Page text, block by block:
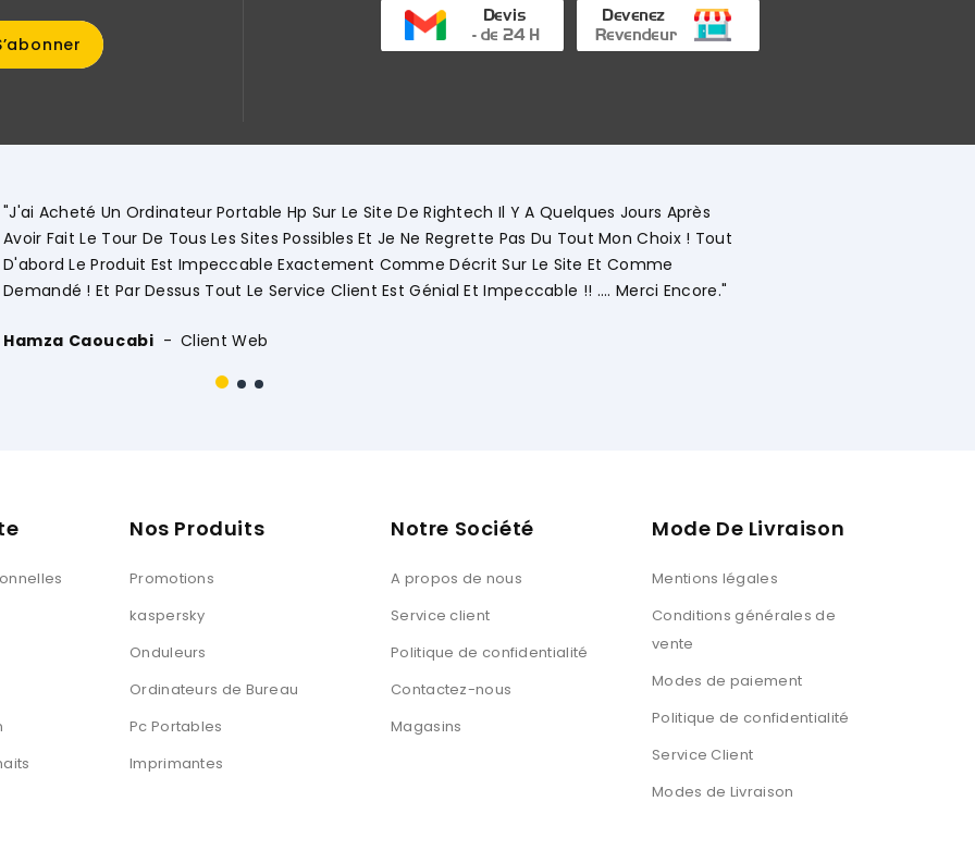
"Commerciale KHADIJA Super Compétente Qui Aide,
Détaillée Le Déroulement Des Opérations. Société A
Vivement."
Nos Produits
Promotions
kaspersky
Onduleurs
Ordinateurs de Bureau
Pc Portables
Imprimantes
Notre Société
A propos de nous
Service client
Politique de confidentialité
Contactez-nous
Magasins
Mode De Livraison
Mentions légales
Conditions générales de
vente
Modes de paiement
Politique de confidentialité
Service Client
Modes de Livraison